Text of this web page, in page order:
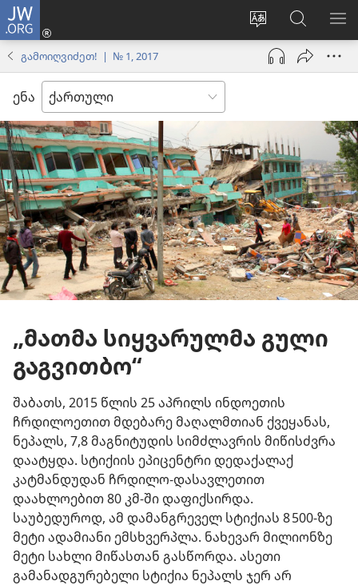
JW.ORG
ვებსაიტის
ენის
შეცვლა
შესვლა
(გაიხსნება
ახალი
ფანჯარა)
ძებნა
JW.ORG
გამოიღვიძეთ! | № 1, 2017
ენა
„მათმა სიყვარულმა გული
გაგვითბო“
შაბათს, 2015 წლის 25 აპრილს ინდოეთის
ჩრდილოეთით მდებარე მაღალმთიან ქვეყანას,
ნეპალს, 7,8 მაგნიტუდის სიმძლავრის მიწისძვრა
დაატყდა. სტიქიის ეპიცენტრი დედაქალაქ
კატმანდუდან ჩრდილო-დასავლეთით
დაახლოებით 80 კმ-ში დაფიქსირდა.
საუბედუროდ, ამ დამანგრეველ სტიქიას 8 500-ზე
მეტი ადამიანი ემსხვერპლა. ნახევარ მილიონზე
მეტი სახლი მიწასთან გასწორდა. ასეთი
გამანადგურებელი სტიქია ნეპალს ჯერ არ